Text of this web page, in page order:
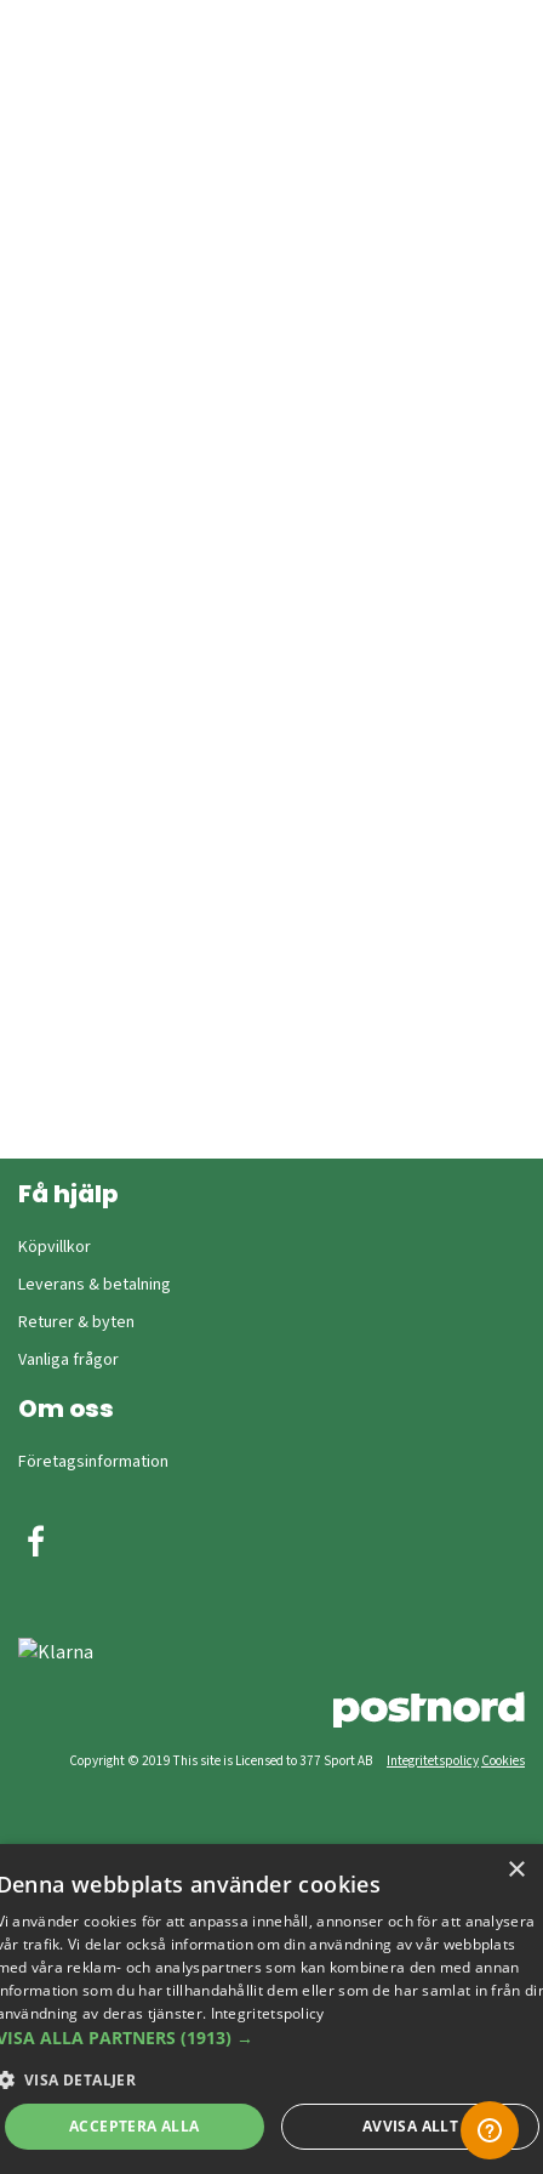
Få hjälp
Köpvillkor
Leverans & betalning
Returer & byten
Vanliga frågor
Om oss
Företagsinformation
Copyright © 2019 This site is Licensed to 377 Sport AB Integritetspolicy Cookies
×
webbplats använder cookies
använder cookies för att anpassa innehåll, annonser och för att analysera
trafik. Vi delar också information om din användning av vår webbplats
våra reklam- och analyspartners som kan kombinera den med annan
som du har tillhandahållit dem eller som de har samlat in från
av deras tjänster. Integritetspolicy
ALLA PARTNERS (1913) →
VISA DETALJER
ACCEPTERA ALLA AVVISA ALLT